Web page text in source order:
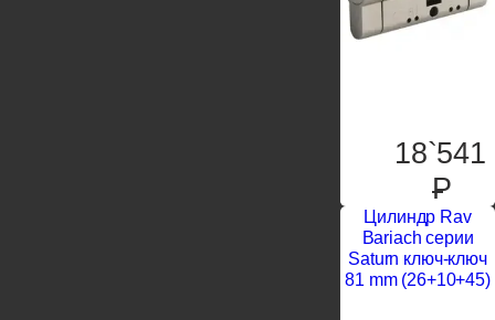
18`541
P
Цилиндр Rav
Bariach серии
Saturn ключ-ключ
81 mm (26+10+45)